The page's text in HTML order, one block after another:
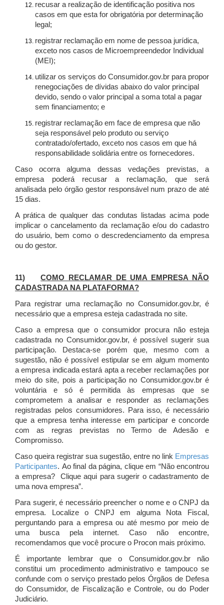
recusar a realização de identificação positiva nos
casos em que esta for obrigatória por determinação
legal;
registrar reclamação em nome de pessoa jurídica,
exceto nos casos de Microempreendedor Individual
(MEI);
utilizar os serviços do Consumidor.gov.br para propor
renegociações de dívidas abaixo do valor principal
devido, sendo o valor principal a soma total a pagar
sem financiamento; e
registrar reclamação em face de empresa que não
seja responsável pelo produto ou serviço
contratado/ofertado, exceto nos casos em que há
responsabilidade solidária entre os fornecedores.
Caso ocorra alguma dessas vedações previstas, a
empresa poderá recusar a reclamação, que será
analisada pelo órgão gestor responsável num prazo de até
15 dias.
A prática de qualquer das condutas listadas acima pode
implicar o cancelamento da reclamação e/ou do cadastro
do usuário, bem como o descredenciamento da empresa
ou do gestor.
11)COMO RECLAMAR DE UMA EMPRESA NÃO
CADASTRADA NA PLATAFORMA?
Para registrar uma reclamação no Consumidor.gov.br, é
necessário que a empresa esteja cadastrada no site.
Caso a empresa que o consumidor procura não esteja
cadastrada no Consumidor.gov.br, é possível sugerir sua
participação. Destaca-se porém que, mesmo com a
sugestão, não é possível estipular se em algum momento
a empresa indicada estará apta a receber reclamações por
meio do site, pois a participação no Consumidor.gov.br é
voluntária e só é permitida às empresas que se
comprometem a analisar e responder as reclamações
registradas pelos consumidores. Para isso, é necessário
que a empresa tenha interesse em participar e concorde
com as regras previstas no Termo de Adesão e
Compromisso.
Caso queira registrar sua sugestão, entre no link Empresas
Participantes. Ao final da página, clique em “Não encontrou
a empresa? Clique aqui para sugerir o cadastramento de
uma nova empresa”.
Para sugerir, é necessário preencher o nome e o CNPJ da
empresa. Localize o CNPJ em alguma Nota Fiscal,
perguntando para a empresa ou até mesmo por meio de
uma busca pela internet. Caso não encontre,
recomendamos que você procure o Procon mais próximo.
É importante lembrar que o Consumidor.gov.br não
constitui um procedimento administrativo e tampouco se
confunde com o serviço prestado pelos Órgãos de Defesa
do Consumidor, de Fiscalização e Controle, ou do Poder
Judiciário.